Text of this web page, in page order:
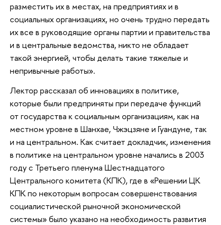
разместить их в местах, на предприятиях и в
социальных организациях, но очень трудно передать
их все в руководящие органы партии и правительства
и в центральные ведомства, никто не обладает
такой энергией, чтобы делать такие тяжелые и
непривычные работы».
Лектор рассказал об инновациях в политике,
которые были предприняты при передаче функций
от государства к социальным организациям, как на
местном уровне в Шанхае, Чжэцзяне и Гуандуне, так
и на центральном. Как считает докладчик, изменения
в политике на центральном уровне начались в 2003
году с Третьего пленума Шестнадцатого
Центрального комитета (КПК), где в «Решении ЦК
КПК по некоторым вопросам совершенствования
социалистической рыночной экономической
системы» было указано на необходимость развития